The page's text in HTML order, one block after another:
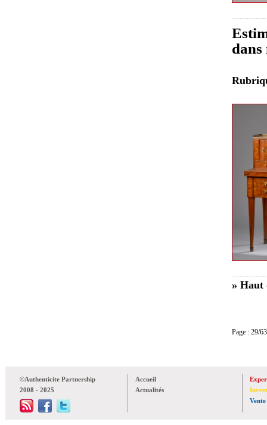
» Haut
Page :
©Authenticite Partnership
2008 - 2025
Accueil
Actualités
Vente